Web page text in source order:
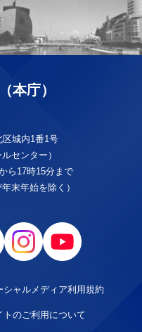
本庁）
城内1番1号
センター）
ら17時15分まで
末年始を除く）
シャルメディア利用規約
トのご利用について